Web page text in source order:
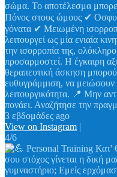
σώμα. Το αποτέλεσμα
Πόνος στους ώμους ✔
γόνατα ✔ Μειωμένη
λειτουργεί ως μία ενιαία
την ισορροπία της,
προσαρμοστεί. Η έγκαιρη
θεραπευτική άσκηση
ευθυγράμμιση, να μειώσουν
λειτουργικότητα. 📍 Μην
πονάει. Αναζήτησε την
3 εβδομάδες ago
View on Instagram |
4/6